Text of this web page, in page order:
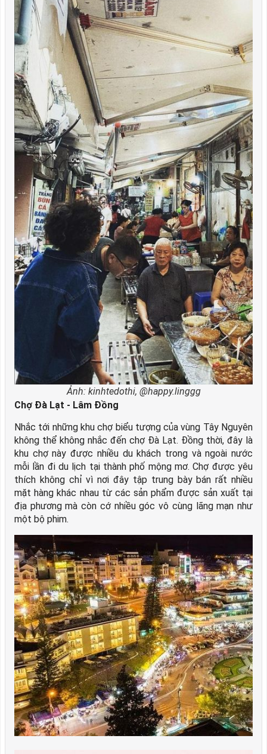
Ảnh: kinhtedothi, @happy.linggg
Chợ Đà Lạt - Lâm Đồng
Nhắc tới những khu chợ biểu tượng của vùng Tây Nguyên
không thể không nhắc đến chợ Đà Lạt. Đồng thời, đây là
khu chợ này được nhiều du khách trong và ngoài nước
mỗi lần đi du lịch tại thành phố mộng mơ. Chợ được yêu
thích không chỉ vì nơi đây tập trung bày bán rất nhiều
mặt hàng khác nhau từ các sản phẩm được sản xuất tại
địa phương mà còn cớ nhiều góc vô cùng lãng mạn như
một bộ phim.